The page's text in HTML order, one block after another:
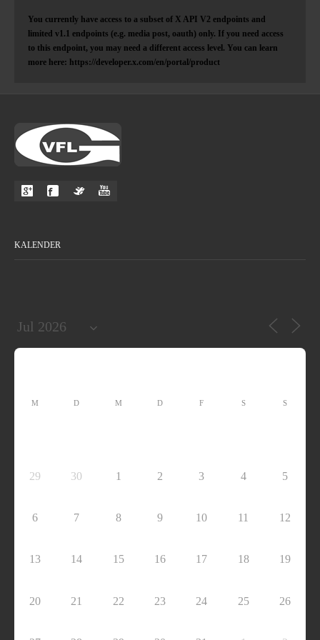
You currently have access to a subset of X API V2 endpoints and
limited v1.1 endpoints (e.g. media post, oauth) only. If you need access
to this endpoint, you may need a different access level. You can learn
more here: https://developer.x.com/en/portal/product
KALENDER
M D M D F S S
29 30 1 2 3 4 5
6 7 8 9 10 11 12
13 14 15 16 17 18 19
20 21 22 23 24 25 26